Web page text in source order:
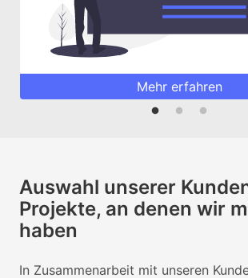
Unternehmen, oder bringen Ihre
Produkte auf den aktuellsten Stand
Mehr erfahren
Auswahl unserer
Projekte, an denen wir
haben
In Zusammenarbeit mit unseren